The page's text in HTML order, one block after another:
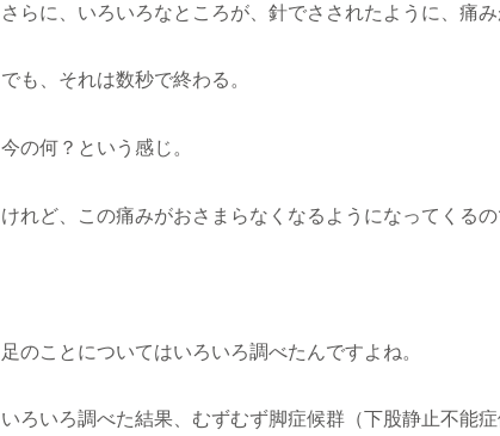
さらに、いろいろなところが、針でさされたように、痛み
でも、それは数秒で終わる。
今の何？という感じ。
けれど、この痛みがおさまらなくなるようになってくる
足のことについてはいろいろ調べたんですよね。
いろいろ調べた結果、むずむず脚症候群（下股静止不能